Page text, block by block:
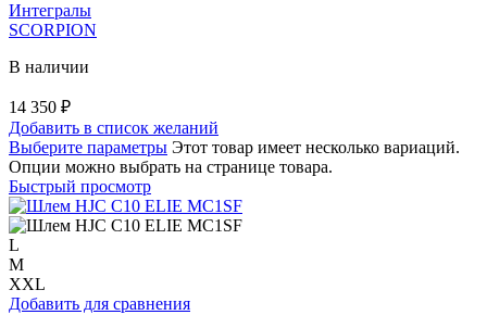
Интегралы
SCORPION
В наличии
14 350 ₽
Добавить в список желаний
Выберите параметры Этот товар имеет несколько вариаций.
Опции можно выбрать на странице товара.
Быстрый просмотр
L
M
XXL
Добавить для сравнения